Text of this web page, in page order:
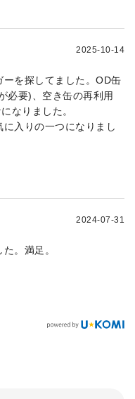
2025-10-14
を探してました。OD缶
必要)、空き缶の再利用
なりました。
入りの一つになりまし
2024-07-31
。満足。